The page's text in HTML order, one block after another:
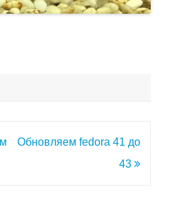
Обновляем fedora 41 до
43